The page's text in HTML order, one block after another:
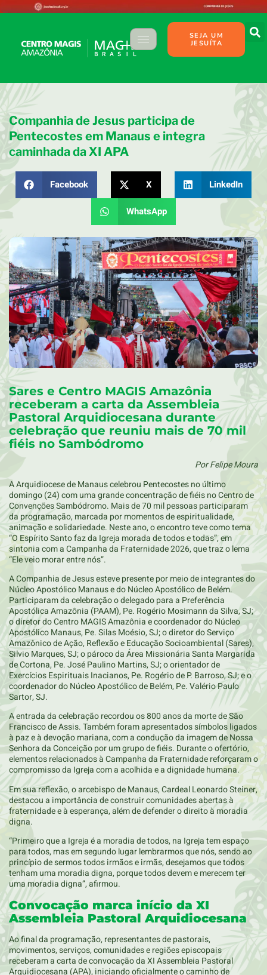
SEJA UM
JESUÍTA
Companhia de Jesus participa de
Pentecostes em Manaus e integra
caminhada da XI APA
Facebook X LinkedIn
WhatsApp
Sares e Centro MAGIS Amazônia
receberam a carta da Assembleia
Pastoral Arquidiocesana durante
celebração que reuniu mais de 70 mil
fiéis no Sambódromo
Por Felipe Moura
A Arquidiocese de Manaus celebrou Pentecostes no último
domingo (24) com uma grande concentração de fiéis no Centro de
Convenções Sambódromo. Mais de 70 mil pessoas participaram
da programação, marcada por momentos de espiritualidade,
animação e solidariedade. Neste ano, o encontro teve como tema
“O Espírito Santo faz da Igreja morada de todos e todas”, em
sintonia com a Campanha da Fraternidade 2026, que traz o lema
“Ele veio morar entre nós”.
A Companhia de Jesus esteve presente por meio de integrantes do
Núcleo Apostólico Manaus e do Núcleo Apostólico de Belém.
Participaram da celebração o delegado para a Preferência
Apostólica Amazônia (PAAM), Pe. Rogério Mosimann da Silva, SJ;
o diretor do Centro MAGIS Amazônia e coordenador do Núcleo
Apostólico Manaus, Pe. Silas Moésio, SJ; o diretor do Serviço
Amazônico de Ação, Reflexão e Educação Socioambiental (Sares),
Silvio Marques, SJ; o pároco da Área Missionária Santa Margarida
de Cortona, Pe. José Paulino Martins, SJ; o orientador de
Exercícios Espirituais Inacianos, Pe. Rogério de P. Barroso, SJ; e o
coordenador do Núcleo Apostólico de Belém, Pe. Valério Paulo
Sartor, SJ.
A entrada da celebração recordou os 800 anos da morte de São
Francisco de Assis. Também foram apresentados símbolos ligados
à paz e à devoção mariana, com a condução da imagem de Nossa
Senhora da Conceição por um grupo de fiéis. Durante o ofertório,
elementos relacionados à Campanha da Fraternidade reforçaram o
compromisso da Igreja com a acolhida e a dignidade humana.
Em sua reflexão, o arcebispo de Manaus, Cardeal Leonardo Steiner,
destacou a importância de construir comunidades abertas à
fraternidade e à esperança, além de defender o direito à moradia
digna.
“Primeiro que a Igreja é a moradia de todos, na Igreja tem espaço
para todos, mas em segundo lugar lembrarmos que nós, sendo ao
princípio de sermos todos irmãos e irmãs, desejamos que todos
tenham uma moradia digna, porque todos devem e merecem ter
uma moradia digna”, afirmou.
Convocação marca início da XI
Assembleia Pastoral Arquidiocesana
Ao final da programação, representantes de pastorais,
movimentos, serviços, comunidades e regiões episcopais
receberam a carta de convocação da XI Assembleia Pastoral
Arquidiocesana (APA), iniciando oficialmente o caminho de